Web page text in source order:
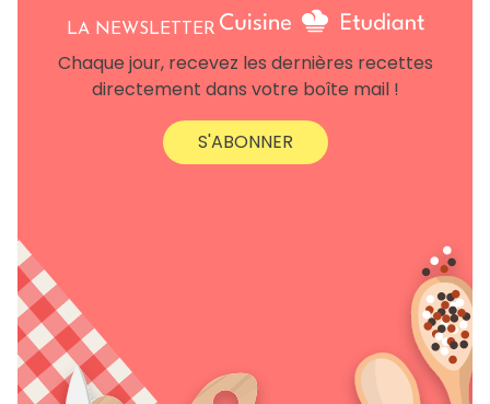
LA NEWSLETTER
Chaque jour, recevez les dernières recettes
directement dans votre boîte mail !
S'ABONNER